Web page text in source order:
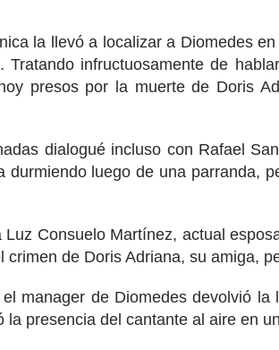
la llevó a localizar a Diomedes
Tratando infructuosamente de
presos por la muerte de Doris
dialogué incluso con Rafael
durmiendo luego de una parranda,
Luz Consuelo Martínez, actual
crimen de Doris Adriana, su amiga,
manager de Diomedes devolvió la
la presencia del cantante al aire en